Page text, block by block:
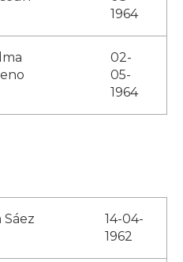
1964
02-
05-
1964
Sáez
14-04-
1962